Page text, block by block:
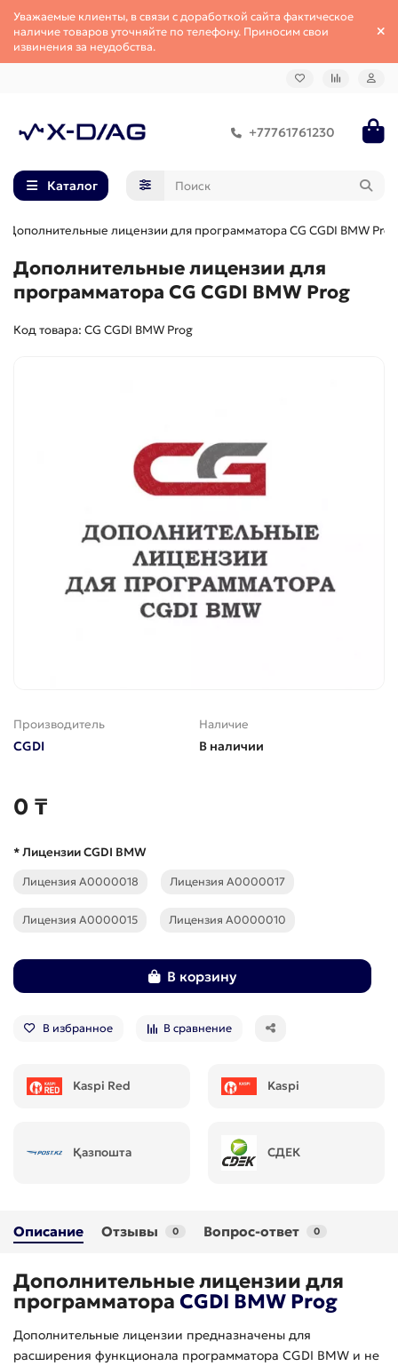
Уважаемые клиенты, в связи с доработкой сайта фактическое
наличие товаров уточняйте по телефону. Приносим свои
извинения за неудобства.
+77761761230
Каталог
Дополнительные лицензии для программатора CG CGDI BMW Prog
Дополнительные лицензии для
программатора CG CGDI BMW Prog
Код товара: CG CGDI BMW Prog
Производитель
CGDI
Наличие
В наличии
0 ₸
* Лицензии CGDI BMW
Лицензия A0000018 Лицензия A0000017
Лицензия A0000015 Лицензия A0000010
В корзину
В избранное В сравнение
Kaspi Red Kaspi
Қазпошта СДЕК
Описание Отзывы 0 Вопрос-ответ 0
Дополнительные лицензии для
программатора CGDI BMW Prog
Дополнительные лицензии предназначены для
расширения функционала программатора CGDI BMW и не